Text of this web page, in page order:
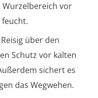
vor
über den
Schutz vor kalten
sichert es
das Wegwehen.